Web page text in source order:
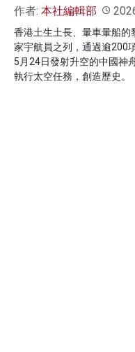
作者: 本社編輯部
香港土生土長、暈車暈船的
家宇航員之列，通過逾200
5月24日發射升空的中國神
執行太空任務，創造歷史。